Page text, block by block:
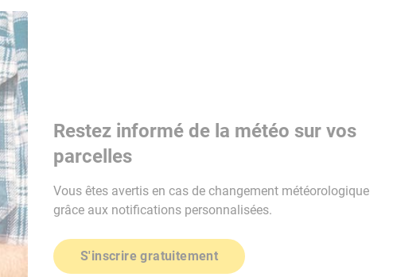
Restez informé de la météo sur vos
parcelles
Vous êtes avertis en cas de changement météorologique
grâce aux notifications personnalisées.
S'inscrire gratuitement